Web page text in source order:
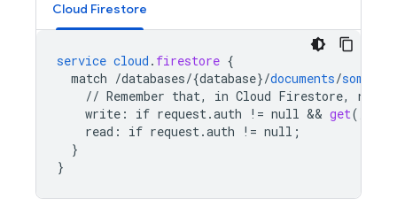
Cloud Firestore
service cloud . firestore {
match /databases/{database}/documents/
// Remember that, in Cloud Firestore,
reads
write : if request.auth != null && get(
read : if request.auth != null ;
}
}